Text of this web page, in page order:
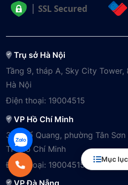
Mục lục
SSL Secured
Trụ sở Hà Nội
Tầng 9, tháp A, Sky City
Hà Nội
Điện thoại: 19004515
VP Hồ Chí Minh
3A Phổ Quang, phường Tân
TP. Hồ Chí Minh
Điện thoại: 19004515